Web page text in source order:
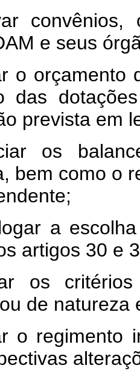
convênios,
e seus
o orçamento
das
prevista em
os
bem como o
a
artigos 30 e
os
de natureza
o regimento